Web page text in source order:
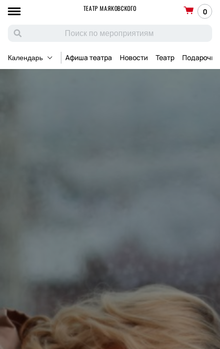
ТЕАТР МАЯКОВСКОГО 0
Календарь Афиша театра Новости Театр